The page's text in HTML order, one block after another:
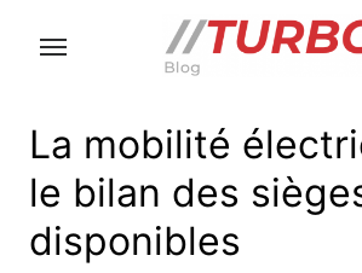
La mobilité
le bilan des
disponibles